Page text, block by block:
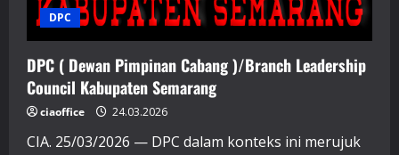
DPC
DPC ( Dewan Pimpinan Cabang )/Branch Leadership
Council Kabupaten Semarang
ciaoffice 24.03.2026
CIA. 25/03/2026 — DPC dalam konteks ini merujuk